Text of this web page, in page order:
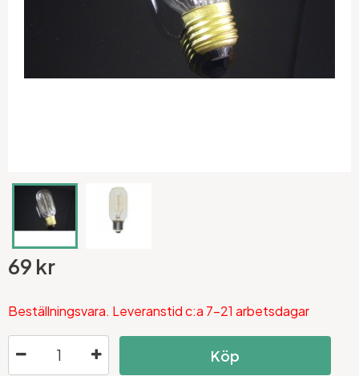
69 kr
Beställningsvara. Leveranstid c:a 7-21 arbetsdagar
Köp